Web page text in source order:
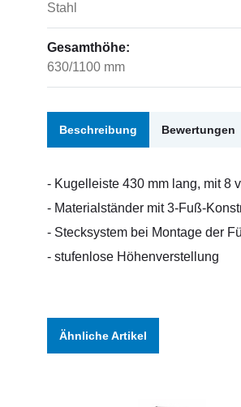
Stahl
Gesamthöhe:
630/1100 mm
Beschreibung Bewertungen
- Kugelleiste 430 mm lang, mit 8
- Materialständer mit 3-Fuß-
- Stecksystem bei Montage der
- stufenlose Höhenverstellung
Ähnliche Artikel